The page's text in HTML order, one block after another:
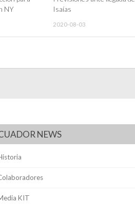
NY
Isaías
2020-08-03
NEWS
KIT